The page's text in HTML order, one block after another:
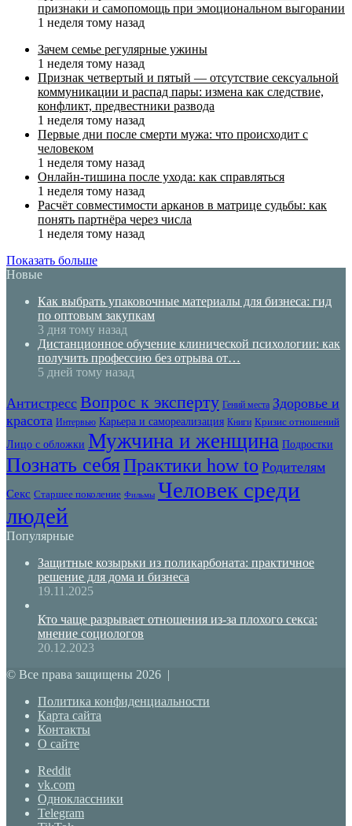
признаки и самопомощь при эмоциональном выгорании
1 неделя тому назад
Зачем семье регулярные ужины
1 неделя тому назад
Признак четвертый и пятый — отсутствие сексуальной
коммуникации и распад пары: измена как следствие,
конфликт, предвестники развода
1 неделя тому назад
Первые дни после смерти мужа: что происходит с
человеком
1 неделя тому назад
Онлайн-тишина после ухода: как справляться
1 неделя тому назад
Расчёт совместимости арканов в матрице судьбы: как
понять партнёра через числа
1 неделя тому назад
Показать больше
Новые
Как выбрать упаковочные материалы для бизнеса: гид
по оптовым закупкам
3 дня тому назад
Дистанционное обучение клинической психологии: как
получить профессию без отрыва от…
5 дней тому назад
Антистресс Вопрос к эксперту Гений места Здоровье и
красота Интервью Карьера и самореализация Книги Кризис отношений
Лицо с обложки Мужчина и женщина Подростки
Познать себяПрактики how to Родителям
Секс Старшее поколение Фильмы Человек среди
людей
Популярные
Защитные козырьки из поликарбоната: практичное
решение для дома и бизнеса
19.11.2025
Кто чаще разрывает отношения из-за плохого секса:
мнение социологов
20.12.2023
© Все права защищены 2026 |
Политика конфиденциальности
Карта сайта
Контакты
О сайте
Reddit
vk.com
Одноклассники
Telegram